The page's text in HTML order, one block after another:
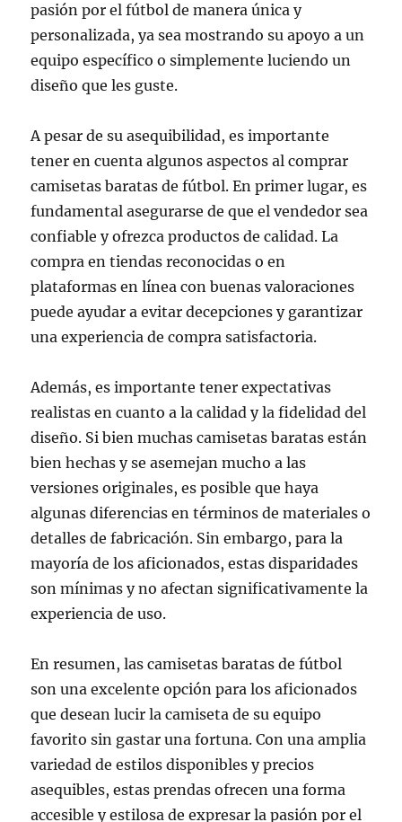
pasión por el fútbol de manera única y
personalizada, ya sea mostrando su apoyo a un
equipo específico o simplemente luciendo un
diseño que les guste.
A pesar de su asequibilidad, es importante
tener en cuenta algunos aspectos al comprar
camisetas baratas de fútbol. En primer lugar, es
fundamental asegurarse de que el vendedor sea
confiable y ofrezca productos de calidad. La
compra en tiendas reconocidas o en
plataformas en línea con buenas valoraciones
puede ayudar a evitar decepciones y garantizar
una experiencia de compra satisfactoria.
Además, es importante tener expectativas
realistas en cuanto a la calidad y la fidelidad del
diseño. Si bien muchas camisetas baratas están
bien hechas y se asemejan mucho a las
versiones originales, es posible que haya
algunas diferencias en términos de materiales o
detalles de fabricación. Sin embargo, para la
mayoría de los aficionados, estas disparidades
son mínimas y no afectan significativamente la
experiencia de uso.
En resumen, las camisetas baratas de fútbol
son una excelente opción para los aficionados
que desean lucir la camiseta de su equipo
favorito sin gastar una fortuna. Con una amplia
variedad de estilos disponibles y precios
asequibles, estas prendas ofrecen una forma
accesible y estilosa de expresar la pasión por el